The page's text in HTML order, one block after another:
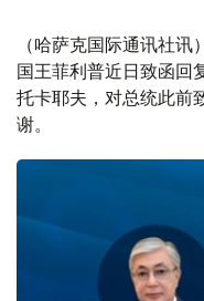
（哈萨克国际通讯社
国王菲利普近日致函回
托卡耶夫，对总统此前
谢。